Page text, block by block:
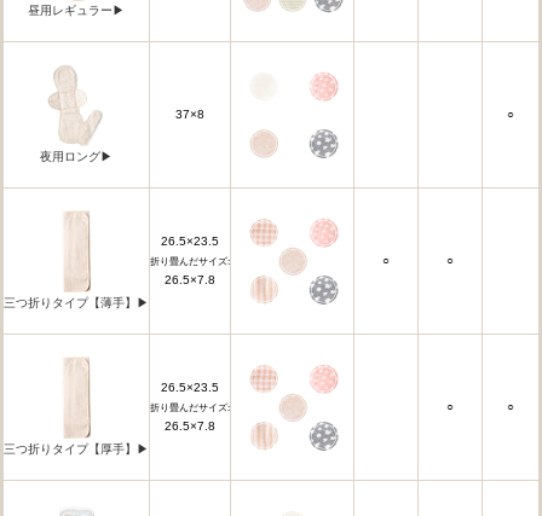
昼用レギュラー▶
夜用ロング▶
37×8 ○
三つ折りタイプ【薄手】▶
26.5×23.5
折り畳んだサイズ:
26.5×7.8
○ ○
三つ折りタイプ【厚手】▶
26.5×23.5
折り畳んだサイズ:
26.5×7.8
○ ○